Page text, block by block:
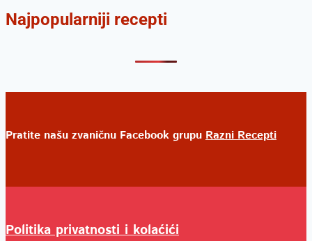
Najpopularniji recepti
Pratite našu zvaničnu Facebook grupu Razni Recepti
Politika privatnosti i kolaćići